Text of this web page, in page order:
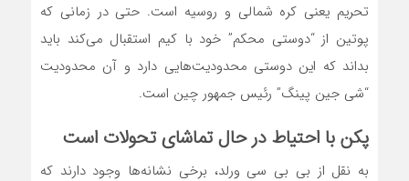
تحریم یعنی کره شمالی و روسیه است. حتی در زمانی که
پوتین از “دوستی محکم” خود با کیم استقبال می‌کند باید
بداند که این دوستی محدودیت‌هایی دارد و آن محدودیت
“شی جین پینگ” رئیس جمهور چین است.
پکن با احتیاط در حال تماشای تحولات است
به نقل از بی بی سی ورلد، برخی نشانه‌ها وجود دارند که